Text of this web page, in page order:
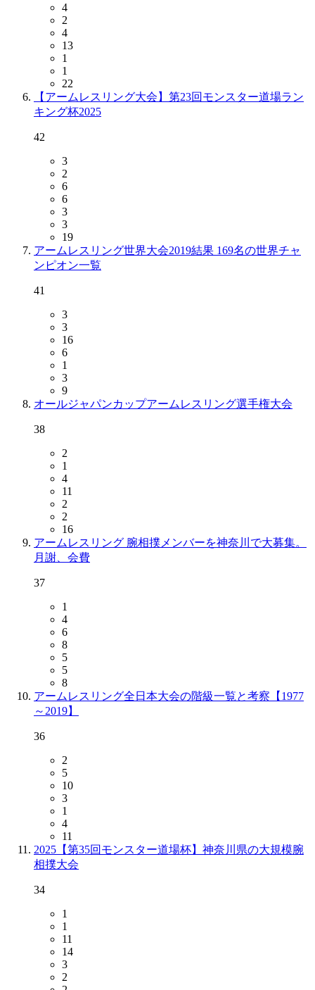
4
2
4
13
1
1
22
【アームレスリング大会】第23回モンスター道場ラン
キング杯2025
42
3
2
6
6
3
3
19
アームレスリング世界大会2019結果 169名の世界チャ
ンピオン一覧
41
3
3
16
6
1
3
9
オールジャパンカップアームレスリング選手権大会
38
2
1
4
11
2
2
16
アームレスリング 腕相撲メンバーを神奈川で大募集。
月謝、会費
37
1
4
6
8
5
5
8
アームレスリング全日本大会の階級一覧と考察【1977
～2019】
36
2
5
10
3
1
4
11
2025【第35回モンスター道場杯】神奈川県の大規模腕
相撲大会
34
1
1
11
14
3
2